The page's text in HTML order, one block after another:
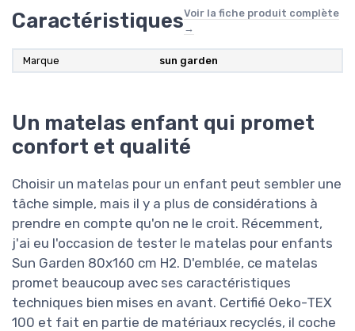
CaractéristiquesVoir la fiche produit complète
→
Marque ‎sun garden
Un matelas enfant qui promet
confort et qualité
Choisir un matelas pour un enfant peut sembler une
tâche simple, mais il y a plus de considérations à
prendre en compte qu'on ne le croit. Récemment,
j'ai eu l'occasion de tester le matelas pour enfants
Sun Garden 80x160 cm H2. D'emblée, ce matelas
promet beaucoup avec ses caractéristiques
techniques bien mises en avant. Certifié Oeko-TEX
100 et fait en partie de matériaux recyclés, il coche